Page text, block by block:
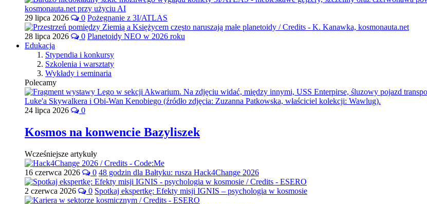
29 lipca 2026 0 Pożegnanie z 3I/ATLAS
28 lipca 2026 0 Planetoidy NEO w 2026 roku
Edukacja
Stypendia i konkursy
Szkolenia i warsztaty
Wykłady i seminaria
Polecamy
24 lipca 2026 0
Kosmos na konwencie Bazyliszek
Wcześniejsze artykuły
16 czerwca 2026 0 48 godzin dla Bałtyku: rusza Hack4Change 2026
2 czerwca 2026 0 Spotkaj ekspertkę: Efekty misji IGNIS – psychologia w kosmosie